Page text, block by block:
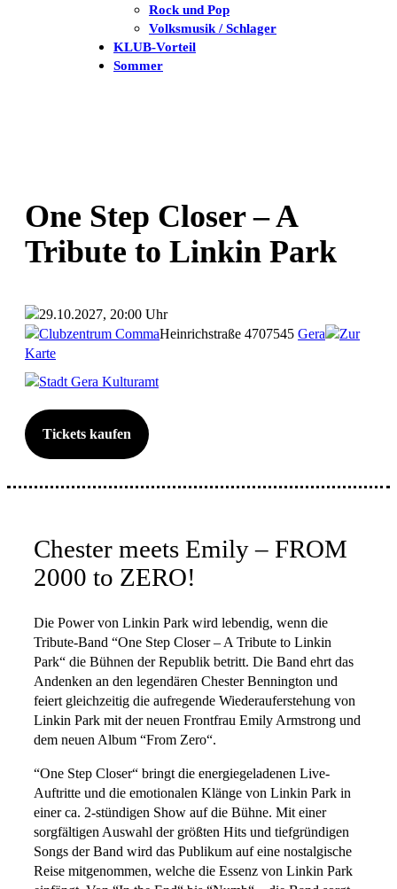
Rock und Pop
Volksmusik / Schlager
KLUB-Vorteil
Sommer
One Step Closer – A
Tribute to Linkin Park
29.10.2027, 20:00 Uhr
Clubzentrum CommaHeinrichstraße 4707545 Gera
Zur
Karte
Stadt Gera Kulturamt
Tickets kaufen
Chester meets Emily – FROM
2000 to ZERO!
Die Power von Linkin Park wird lebendig, wenn die
Tribute-Band “One Step Closer – A Tribute to Linkin
Park“ die Bühnen der Republik betritt. Die Band ehrt das
Andenken an den legendären Chester Bennington und
feiert gleichzeitig die aufregende Wiederauferstehung von
Linkin Park mit der neuen Frontfrau Emily Armstrong und
dem neuen Album “From Zero“.
“One Step Closer“ bringt die energiegeladenen Live-
Auftritte und die emotionalen Klänge von Linkin Park in
einer ca. 2-stündigen Show auf die Bühne. Mit einer
sorgfältigen Auswahl der größten Hits und tiefgründigen
Songs der Band wird das Publikum auf eine nostalgische
Reise mitgenommen, welche die Essenz von Linkin Park